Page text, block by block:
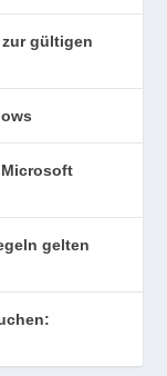
zur gültigen
gelten